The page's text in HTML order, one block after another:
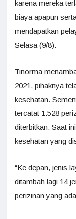
karena mereka
biaya apapun
mendapatkan
Selasa (9/8).
Tinorma
2021, pihaknya
kesehatan.
tercatat 1.528
diterbitkan. Saat
kesehatan yang
“Ke depan, jenis
ditambah lagi 14
perizinan yang